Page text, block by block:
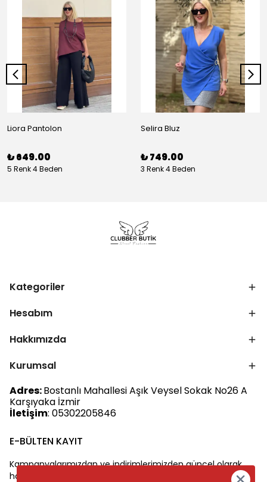
Liora Pantolon
₺ 649.00
5 Renk 4 Beden
Selira Bluz
₺ 749.00
3 Renk 4 Beden
Kategoriler
Hesabım
Hakkımızda
Kurumsal
Adres:Bostanlı Mahallesi Aşık Veysel Sokak No26 A
Karşıyaka İzmir
İletişim: 05302205846
E-BÜLTEN KAYIT
Kampanyalarımızdan ve indirimlerimizden güncel olarak
haberdar olun.